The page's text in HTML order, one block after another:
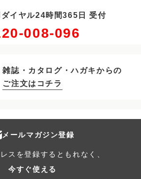
ダイヤル24時間365日 受付
008-096
誌・カタログ・ハガキからの
ご注文はコチラ
メールマガジン登録
スを登録するともれなく、
今すぐ使える